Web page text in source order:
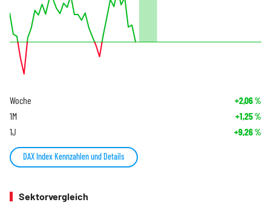
Woche +2,06%
1M +1,25%
1J +9,26%
DAX Index Kennzahlen und Details
Sektorvergleich